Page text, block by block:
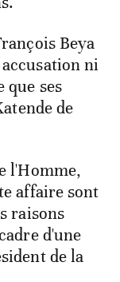
Beya
ni
que ses
de
l'Homme,
affaire sont
raisons
d'une
de la